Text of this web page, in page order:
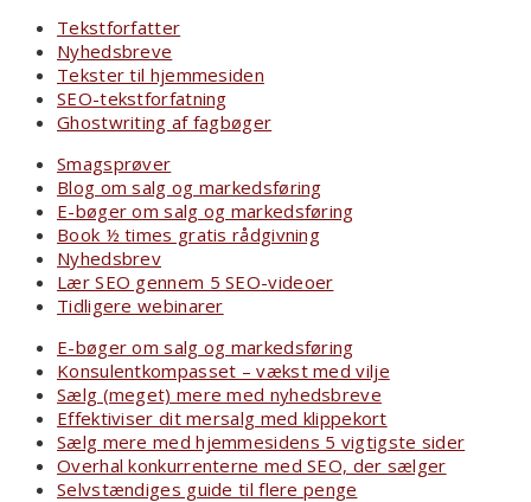
Tekstforfatter
Nyhedsbreve
Tekster til hjemmesiden
SEO-tekstforfatning
Ghostwriting af fagbøger
Smagsprøver
Blog om salg og markedsføring
E-bøger om salg og markedsføring
Book ½ times gratis rådgivning
Nyhedsbrev
Lær SEO gennem 5 SEO-videoer
Tidligere webinarer
E-bøger om salg og markedsføring
Konsulentkompasset – vækst med vilje
Sælg (meget) mere med nyhedsbreve
Effektiviser dit mersalg med klippekort
Sælg mere med hjemmesidens 5 vigtigste sider
Overhal konkurrenterne med SEO, der sælger
Selvstændiges guide til flere penge